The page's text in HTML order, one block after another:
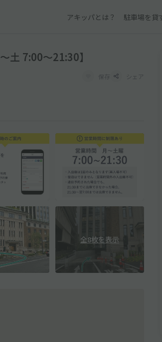
アキッパとは？ 駐車場を貸
土 7:00〜21:30】
保存 シェア
全8枚を表示